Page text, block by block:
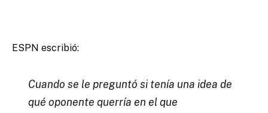
ESPN escribió:
Cuando se le preguntó si tenía una idea de
qué oponente querría en el que